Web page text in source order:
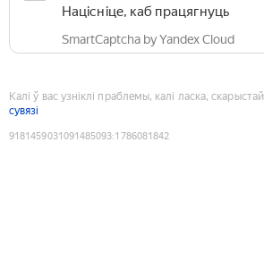
Націсніце, каб працягнуць
SmartCaptcha by Yandex Cloud
Калі ў вас узніклі праблемы, калі ласка,
сувязі
9181459031091485093:1786081842